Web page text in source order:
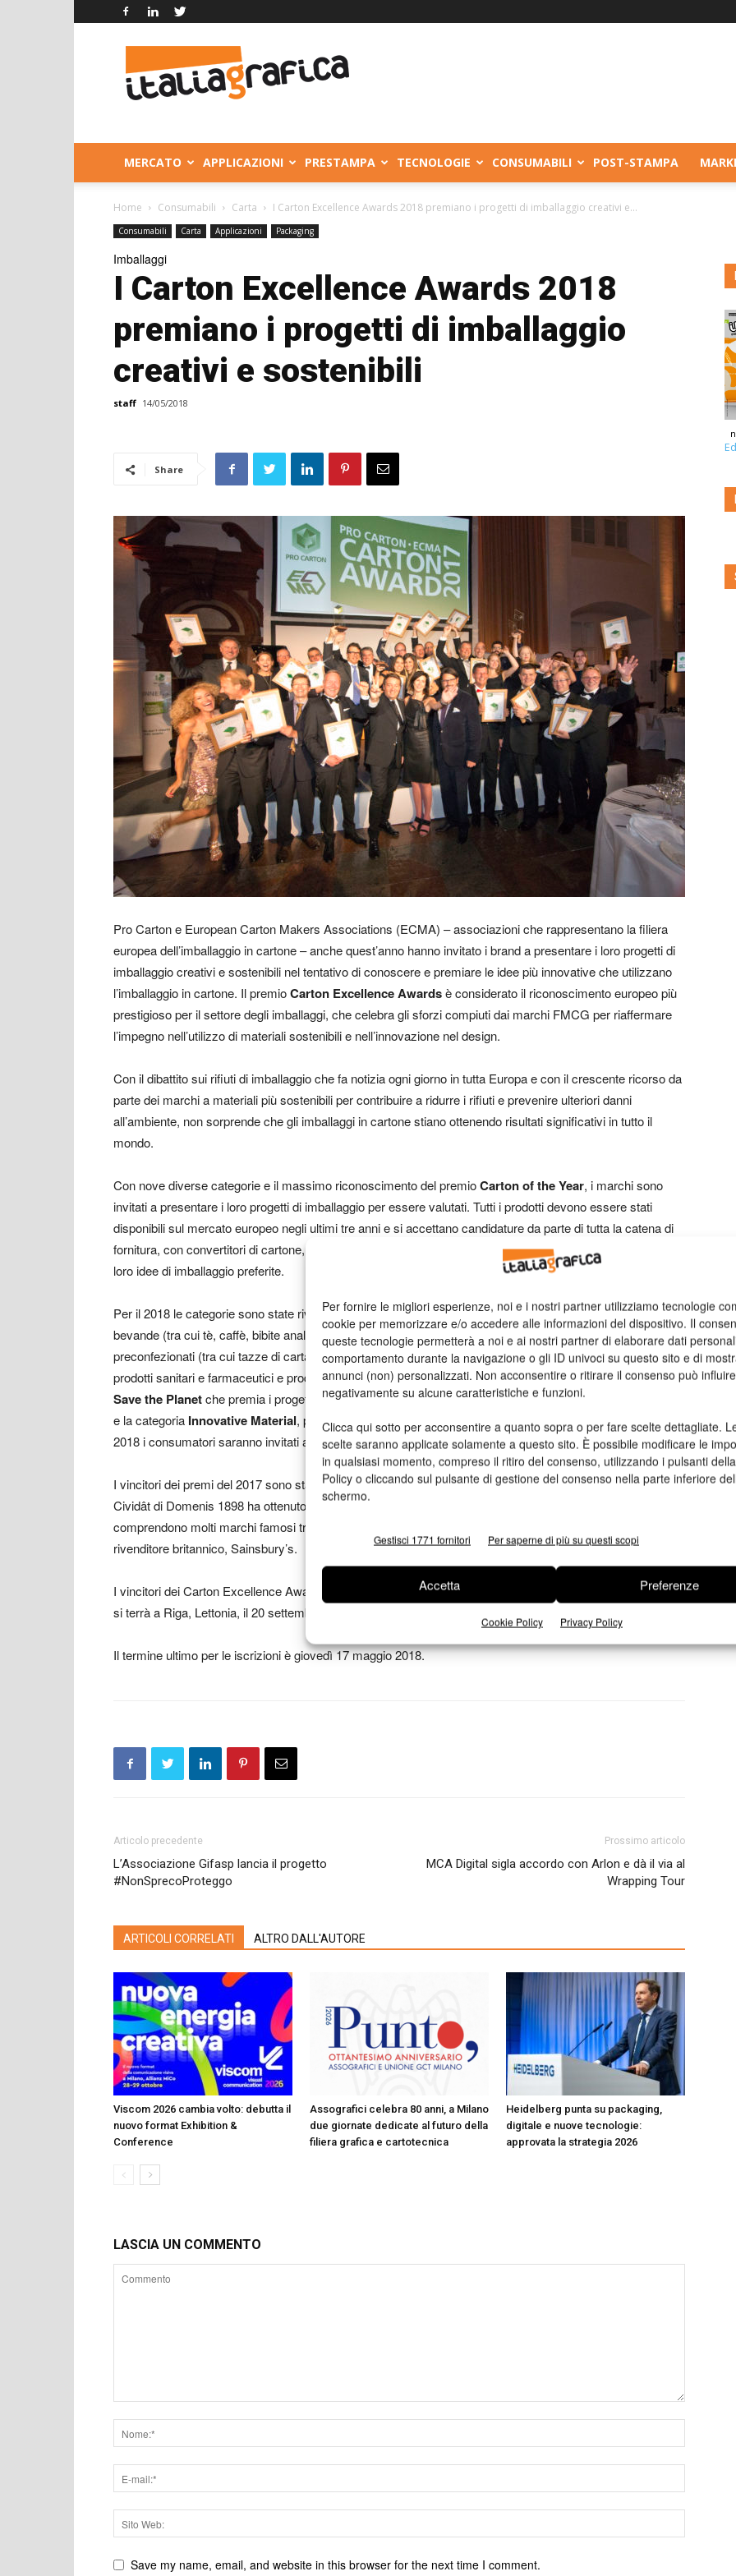
Per fornire le migliori esperienze, noi e i nostri partner utilizziamo tecnologie
cookie per memorizzare e/o accedere alle informazioni del dispositivo. Il
queste tecnologie permetterà a noi e ai nostri partner di elaborare dati
comportamento durante la navigazione o gli ID univoci su questo sito e di
annunci (non) personalizzati. Non acconsentire o ritirare il consenso può influire
negativamente su alcune caratteristiche e funzioni.
Clicca qui sotto per acconsentire a quanto sopra o per fare scelte dettagliate.
scelte saranno applicate solamente a questo sito. È possibile modificare le
in qualsiasi momento, compreso il ritiro del consenso, utilizzando i pulsanti
Policy o cliccando sul pulsante di gestione del consenso nella parte inferiore
schermo.
Gestisci 1771 fornitori Per saperne di più su questi scopi
Accetta Preferenze
Cookie Policy Privacy Policy
Grafica
MERCATO APPLICAZIONI PRESTAMPA TECNOLOGIE CONSUMABILI POST-STAMPA
Home Consumabili Carta I Carton Excellence Awards 2018 premiano i progetti di imballaggio creativi e...
Consumabili Carta Applicazioni Packaging
Imballaggi
I Carton Excellence Awards 2018
premiano i progetti di imballaggio
creativi e sostenibili
staff 14/05/2018
Share
Pro Carton e European Carton Makers Associations (ECMA) – associazioni che rappresentano la filiera
europea dell’imballaggio in cartone – anche quest’anno hanno invitato i brand a presentare i loro progetti di
imballaggio creativi e sostenibili nel tentativo di conoscere e premiare le idee più innovative che utilizzano
l’imballaggio in cartone. Il premioCarton Excellence Awardsè considerato il riconoscimento europeo più
prestigioso per il settore degli imballaggi, che celebra gli sforzi compiuti dai marchi FMCG per riaffermare
l’impegno nell’utilizzo di materiali sostenibili e nell’innovazione nel design.
Con il dibattito sui rifiuti di imballaggio che fa notizia ogni giorno in tutta Europa e con il crescente ricorso da
parte dei marchi a materiali più sostenibili per contribuire a ridurre i rifiuti e prevenire ulteriori danni
all’ambiente, non sorprende che gli imballaggi in cartone stiano ottenendo risultati significativi in tutto il
mondo.
Con nove diverse categorie e il massimo riconoscimento del premioCarton of the Year, i marchi sono
invitati a presentare i loro progetti di imballaggio per essere valutati. Tutti i prodotti devono essere stati
disponibili sul mercato europeo negli ultimi tre anni e si accettano candidature da parte di tutta la catena di
fornitura, con convertitori di cartone, designer, proprietari di marchi e rivenditori incoraggiati a presentare le
loro idee di imballaggio preferite.
Per il 2018 le categorie sono state riviste per riflettere meglio la suddivisione del mercato: alimenti secchi e
bevande (tra cui tè, caffè, bibite analcoliche, birra e vino), alimenti surgelati e refrigerati, cibi da fast food e
preconfezionati (tra cui tazze di carta), dolciumi, beni di lusso (tra cui alcolici e vini, bellezza e regali),
prodotti sanitari e farmaceutici e prodotti non alimentari, sono completati da due ulteriori categorie, il premio
Save the Planetche premia i progetti di packaging che hanno contribuito in modo significativo all’ambiente
e la categoria Innovative Material, per substrati a base carta o cartone di nuova concezione. Sempre per il
2018 i consumatori saranno invitati a votare per il loro concetto di imballaggio preferito nelPublic Award.
I vincitori dei premi del 2017 sono stati L’OR di JDE, Davidoff, HAL Allergy Group e LIQ, mentre Geometrie
Cividât di Domenis 1898 ha ottenuto il massimo riconoscimento di Carton of the Year. I finalisti
comprendono molti marchi famosi tra cui Lipton, Nestlé, Johnnie Walker, Stoli, Findus, Domino e il
rivenditore britannico, Sainsbury’s.
I vincitori dei Carton Excellence Awards 2018 saranno annunciati in occasione del Congresso ECMA che
si terrà a Riga, Lettonia, il 20 settembre 2018.
Il termine ultimo per le iscrizioni è giovedì 17 maggio 2018.
Articolo precedente
L’Associazione Gifasp lancia il progetto
#NonSprecoProteggo
Prossimo articolo
MCA Digital sigla accordo con Arlon e dà il via al
Wrapping Tour
ARTICOLI CORRELATI ALTRO DALL'AUTORE
Viscom 2026 cambia volto: debutta il
nuovo format Exhibition &
Conference
Assografici celebra 80 anni, a Milano
due giornate dedicate al futuro della
filiera grafica e cartotecnica
Heidelberg punta su packaging,
digitale e nuove tecnologie:
approvata la strategia 2026
LASCIA UN COMMENTO
Save my name, email, and website in this browser for the next time I comment.